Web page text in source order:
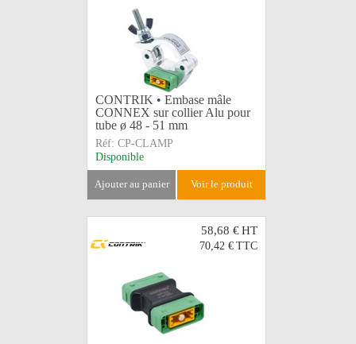
CONTRIK • Embase mâle
CONNEX sur collier Alu pour
tube ø 48 - 51 mm
Réf: CP-CLAMP
Disponible
ajouter au panier voir le produit
58,68 €HT
70,42 € TTC